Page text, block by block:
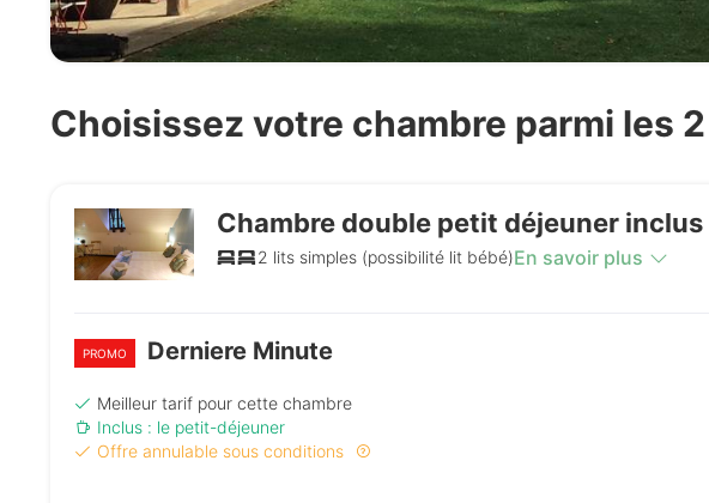
Choisissez votre chambre parmi les
Chambre double petit déjeuner inclus
2 lits simples (possibilité lit bébé)En savoir plus
PROMO Derniere Minute
Meilleur tarif pour cette chambre
Inclus : le petit-déjeuner
Offre annulable sous conditions